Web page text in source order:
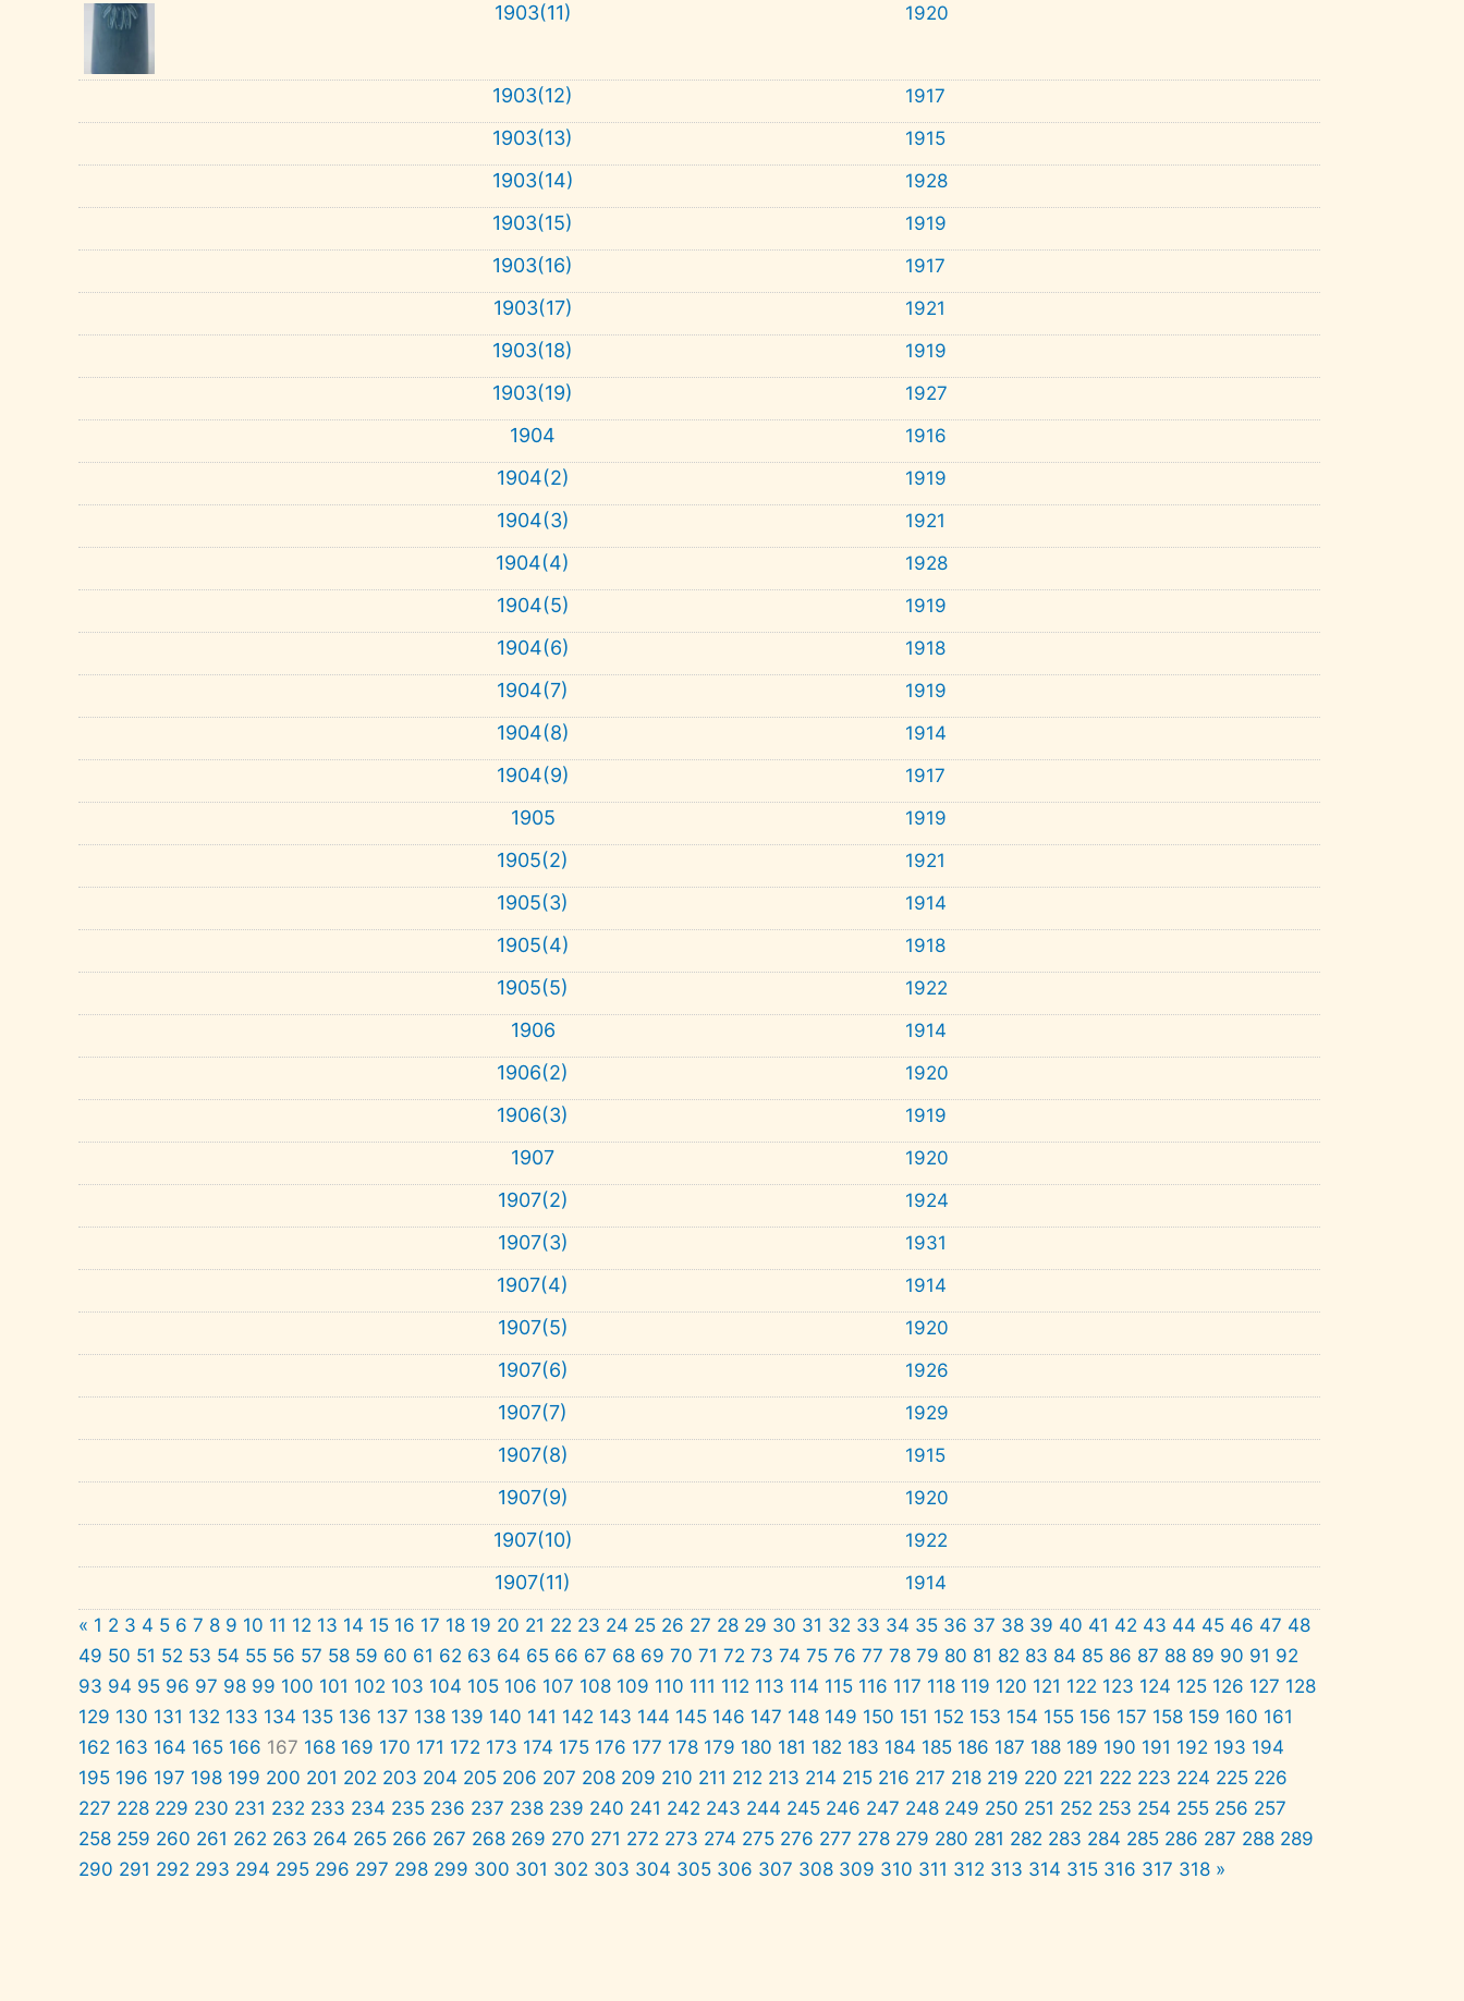
1903(11) 1920
1903(12) 1917
1903(13) 1915
1903(14) 1928
1903(15) 1919
1903(16) 1917
1903(17) 1921
1903(18) 1919
1903(19) 1927
1904 1916
1904(2) 1919
1904(3) 1921
1904(4) 1928
1904(5) 1919
1904(6) 1918
1904(7) 1919
1904(8) 1914
1904(9) 1917
1905 1919
1905(2) 1921
1905(3) 1914
1905(4) 1918
1905(5) 1922
1906 1914
1906(2) 1920
1906(3) 1919
1907 1920
1907(2) 1924
1907(3) 1931
1907(4) 1914
1907(5) 1920
1907(6) 1926
1907(7) 1929
1907(8) 1915
1907(9) 1920
1907(10) 1922
1907(11)
1914
« 1 2 3 4 5 6 7 8 9 10 11 12 13 14 15 16 17 18 19 20 21 22 23 24 25 26 27 28 29 30 31 32 33 34 35 36 37 38 39 40 41 42 43 44 45 46 47 48
49 50 51 52 53 54 55 56 57 58 59 60 61 62 63 64 65 66 67 68 69 70 71 72 73 74 75 76 77 78 79 80 81 82 83 84 85 86 87 88 89 90 91 92
93 94 95 96 97 98 99 100 101 102 103 104 105 106 107 108 109 110 111 112 113 114 115 116 117 118 119 120 121 122 123 124 125 126 127 128
129 130 131 132 133 134 135 136 137 138 139 140 141 142 143 144 145 146 147 148 149 150 151 152 153 154 155 156 157 158 159 160 161
162 163 164 165 166 167 168 169 170 171 172 173 174 175 176 177 178 179 180 181 182 183 184 185 186 187 188 189 190 191 192 193 194
195 196 197 198 199 200 201 202 203 204 205 206 207 208 209 210 211 212 213 214 215 216 217 218 219 220 221 222 223 224 225 226
227 228 229 230 231 232 233 234 235 236 237 238 239 240 241 242 243 244 245 246 247 248 249 250 251 252 253 254 255 256 257
258 259 260 261 262 263 264 265 266 267 268 269 270 271 272 273 274 275 276 277 278 279 280 281 282 283 284 285 286 287 288 289
290 291 292 293 294 295 296 297 298 299 300 301 302 303 304 305 306 307 308 309 310 311 312 313 314 315 316 317 318 »